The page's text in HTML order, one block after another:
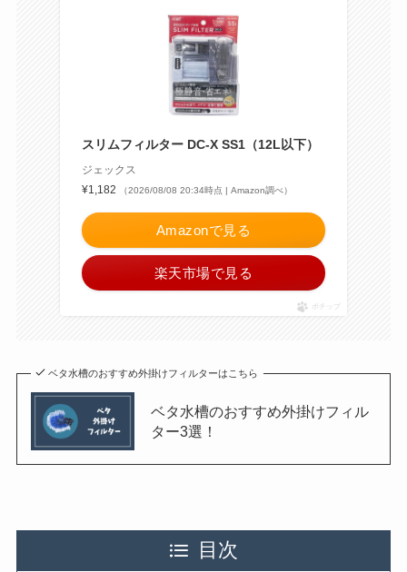
スリムフィルター DC-X SS1（12L以下）
ジェックス
¥1,182
（2026/08/08 20:34時点 | Amazon調べ）
Amazonで見る
楽天市場で見る
ポチップ
ベタ水槽のおすすめ外掛けフィルターはこちら
ベタ水槽のおすすめ外掛けフィル
ター3選！
目次